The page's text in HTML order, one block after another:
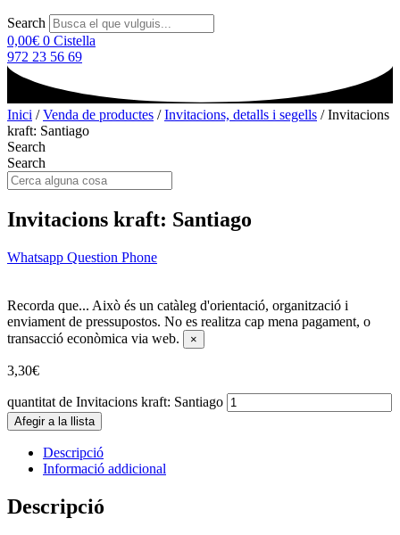
Search
0,00€ 0 Cistella
972 23 56 69
Inici /Venda de productes /Invitacions, detalls i segells / Invitacions
kraft: Santiago
Search
Search
Invitacions kraft: Santiago
Whatsapp Question Phone
Recorda que... Això és un catàleg d'orientació, organització i
enviament de pressupostos. No es realitza cap mena pagament, o
transacció econòmica via web.
×
3,30€
quantitat de Invitacions kraft: Santiago
Afegir a la llista
Descripció
Informació addicional
Descripció